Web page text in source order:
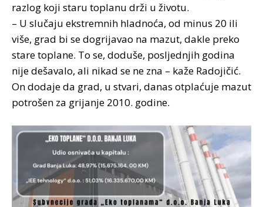
razlog koji staru toplanu drži u životu.
– U slučaju ekstremnih hladnoća, od minus 20 ili
više, grad bi se dogrijavao na mazut, dakle preko
stare toplane. To se, doduše, posljednjih godina
nije dešavalo, ali nikad se ne zna – kaže Radojičić.
On dodaje da grad, u stvari, danas otplaćuje mazut
potrošen za grijanje 2010. godine.